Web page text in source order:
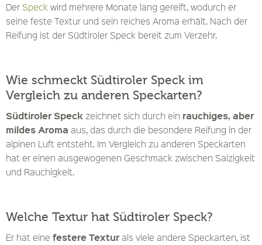
Der Speck wird mehrere Monate lang gereift, wodurch er
seine feste Textur und sein reiches Aroma erhält. Nach der
Reifung ist der Südtiroler Speck bereit zum Verzehr.
Wie schmeckt Südtiroler Speck im
Vergleich zu anderen Speckarten?
Südtiroler Speck zeichnet sich durch ein rauchiges, aber
mildes Aroma aus, das durch die besondere Reifung in der
alpinen Luft entsteht. Im Vergleich zu anderen Speckarten
hat er einen ausgewogenen Geschmack zwischen Salzigkeit
und Rauchigkeit.
Welche Textur hat Südtiroler Speck?
Er hat eine festere Textur als viele andere Speckarten, ist